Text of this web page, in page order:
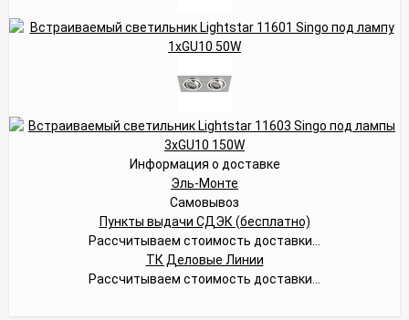
Информация о доставке
Эль-Монте
Самовывоз
Пункты выдачи СДЭК (бесплатно)
Рассчитываем стоимость доставки...
ТК Деловые Линии
Рассчитываем стоимость доставки...